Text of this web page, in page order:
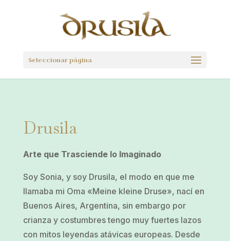
Seleccionar página
Drusila
Arte que Trasciende lo Imaginado
Soy Sonia, y soy Drusila, el modo en que me
llamaba mi Oma «Meine kleine Druse», nací en
Buenos Aires, Argentina, sin embargo por
crianza y costumbres tengo muy fuertes lazos
con mitos leyendas atávicas europeas. Desde